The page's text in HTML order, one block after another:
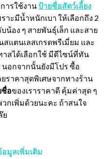
ารใช้งาน ป้ายชื่อสัตว์เลี้ยง
าะมีน้ำหนักเบา ให้เลือกถึง 2
น้อง ๆ สายพันธุ์เล็ก และสาย
สแตนเลสเกรดพรีเมี่ยม และ
าสได้เลือกใช้ มีดีไซน์ที่ทัน
นอกจากนั้นยังมีโปร ซื้อ
ยราคาสุดพิเศษจากทางร้าน
ชื่อของเราราคาดี คุ้มค่าสุด ๆ
วกเพิ่มด้วยนะคะ ถ้าสนใจ
ย
มูลเพิ่มเติม